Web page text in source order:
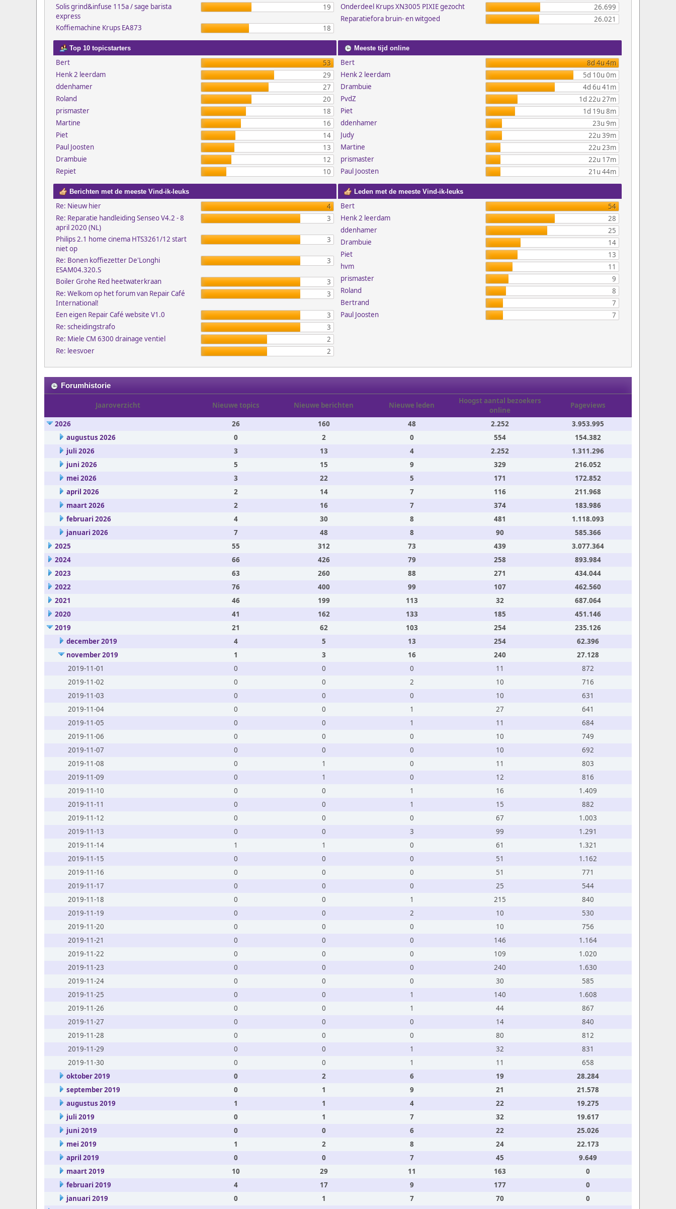
Solis grind&infuse 115a / sage barista
express
19
Koffiemachine Krups EA873 18
Onderdeel Krups XN3005 PIXIE gezocht
26.699
Reparatiefora bruin- en witgoed
26.021
Top 10 topicstarters
Bert
53
Henk 2 leerdam
29
ddenhamer
27
Roland
20
prismaster
18
Martine
16
Piet
14
Paul Joosten
13
Drambuie
12
Repiet
10
Meeste tijd online
Bert
8d 4u 4m
Henk 2 leerdam
5d 10u 0m
Drambuie
4d 6u 41m
PvdZ
1d 22u 27m
Piet
1d 19u 8m
ddenhamer
23u 9m
Judy
22u 39m
Martine
22u 23m
prismaster
22u 17m
Paul Joosten
21u 44m
Berichten met de meeste Vind-ik-leuks
Re: Nieuw hier
4
Re: Reparatie handleiding Senseo V4.2 - 8
april 2020 (NL)
3
Philips 2.1 home cinema HTS3261/12 start
niet op
3
Re: Bonen koffiezetter De'Longhi
ESAM04.320.S
3
Boiler Grohe Red heetwaterkraan
3
Re: Welkom op het forum van Repair Café
International!
3
Een eigen Repair Café website V1.0
3
Re: scheidingstrafo
3
Re: Miele CM 6300 drainage ventiel
2
Re: leesvoer
2
Leden met de meeste Vind-ik-leuks
Bert
54
Henk 2 leerdam
28
ddenhamer
25
Drambuie
14
Piet
13
hvm
11
prismaster
9
Roland
8
Bertrand
7
Paul Joosten
7
Forumhistorie
Jaaroverzicht Nieuwe topics Nieuwe berichten Nieuwe leden
Hoogst aantal bezoekers
online
Pageviews
2026 26 160 48 2.252
3.953.995
augustus 2026
0 2 0 554
154.382
juli 2026
3 13 4 2.252
1.311.296
juni 2026
5 15 9 329
216.052
mei 2026
3 22 5 171
172.852
april 2026
2 14 7 116
211.968
maart 2026
2 16 7 374
183.986
februari 2026
4 30 8 481
1.118.093
januari 2026
7 48 8 90
585.366
2025
55 312 73 439
3.077.364
2024
66 426 79 258
893.984
2023
63 260 88 271
434.044
2022
76 400 99 107
462.560
2021
46 199 113 32
687.064
2020
41 162 133 185
451.146
2019
21 62 103 254
235.126
december 2019
4 5 13 254
62.396
november 2019
1 3 16 240
27.128
2019-11-01
0 0 0 11
872
2019-11-02
0 0 2 10
716
2019-11-03
0 0 0 10
631
2019-11-04
0 0 1 27
641
2019-11-05
0 0 1 11
684
2019-11-06
0 0 0 10
749
2019-11-07
0 0 0 10
692
2019-11-08
0 1 0 11
803
2019-11-09
0 1 0 12
816
2019-11-10
0 0 1 16
1.409
2019-11-11
0 0 1 15
882
2019-11-12
0 0 0 67
1.003
2019-11-13
0 0 3 99
1.291
2019-11-14
1 1 0 61
1.321
2019-11-15
0 0 0 51
1.162
2019-11-16
0 0 0 51
771
2019-11-17
0 0 0 25
544
2019-11-18
0 0 1 215
840
2019-11-19
0 0 2 10
530
2019-11-20
0 0 0 10
756
2019-11-21
0 0 0 146
1.164
2019-11-22
0 0 0 109
1.020
2019-11-23
0 0 0 240
1.630
2019-11-24
0 0 0 30
585
2019-11-25
0 0 1 140
1.608
2019-11-26
0 0 1 44
867
2019-11-27
0 0 0 14
840
2019-11-28
0 0 0 80
812
2019-11-29
0 0 1 32
831
2019-11-30
0 0 1 11
658
oktober 2019
0 2 6 19
28.284
september 2019
0 1 9 21
21.578
augustus 2019
1 1 4 22
19.275
juli 2019
0 1 7 32
19.617
juni 2019
0 0 6 22
25.026
mei 2019
1 2 8 24
22.173
april 2019
0 0 7 45
9.649
maart 2019
10 29 11 163
0
februari 2019
4 17 9 177
0
januari 2019
0 1 7 70
0